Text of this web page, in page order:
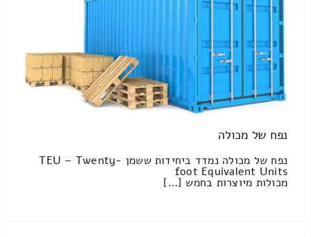
נפח של מכולה
נפח של מכולה נמדד ביחידות ששמן TEU – Twenty-
foot Equivalent Units
מכולות מיוצרות בחמש […]